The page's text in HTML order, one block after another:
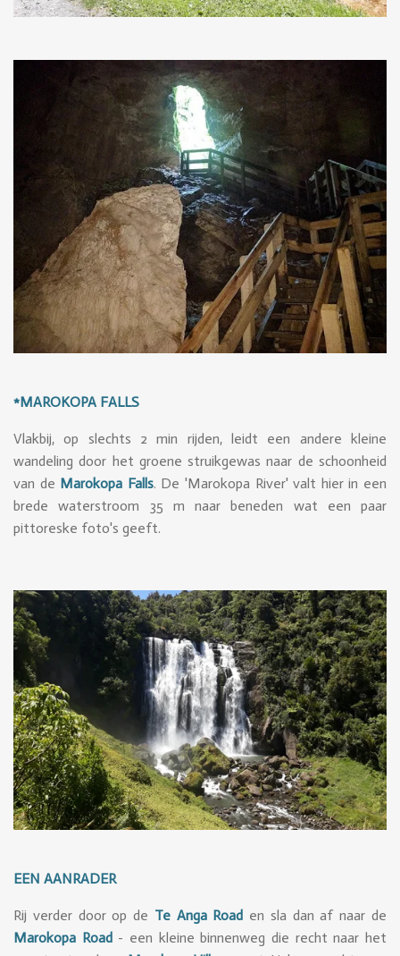
*MAROKOPA FALLS
Vlakbij, op slechts 2 min rijden, leidt een andere kleine
wandeling door het groene struikgewas naar de schoonheid
van de Marokopa Falls. De 'Marokopa River' valt hier in een
brede waterstroom 35 m naar beneden wat een paar
pittoreske foto's geeft.
EEN AANRADER
Rij verder door op de Te Anga Road en sla dan af naar de
Marokopa Road- een kleine binnenweg die recht naar het